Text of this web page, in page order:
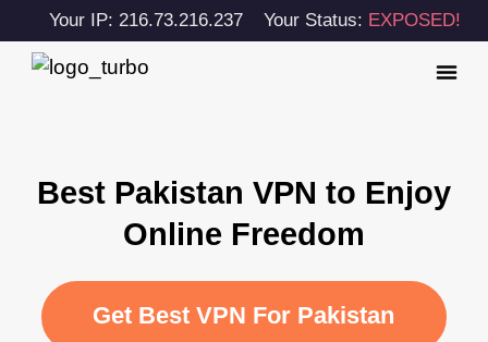
Your IP: 216.73.216.237 Your Status: EXPOSED!
Best Pakistan VPN to Enjoy
Online Freedom
Get Best VPN For Pakistan